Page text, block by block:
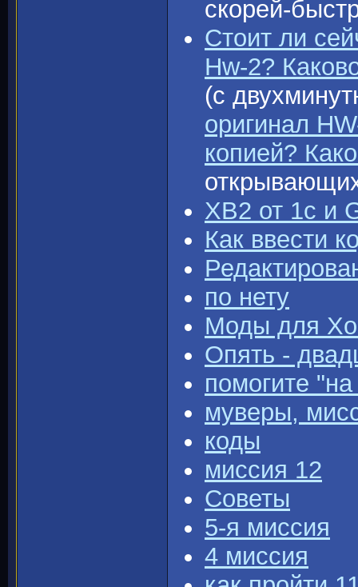
скорей-
Стоит ли
Hw-2?
(с
оригинал
копией?
ХВ2 от 1с и
Как ввести
по нету
Моды для
Опять -
помогите
муверы,
коды
миссия 12
Советы
5-я миссия
4 миссия